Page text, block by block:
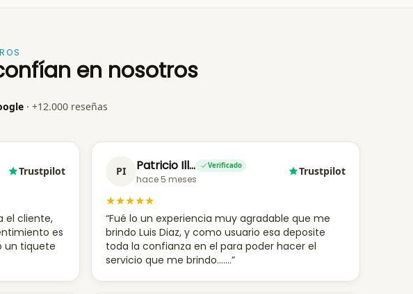
en nosotros
· +12.000 reseñas
Trustpilot
el cliente,
es
un tiquete
PI Patricio Ill… Verificado
hace 5 meses
Trustpilot
★★★★★
“Fué lo un experiencia muy agradable que me
brindo Luis Diaz, y como usuario esa deposite
toda la confianza en el para poder hacer el
servicio que me brindo.......”